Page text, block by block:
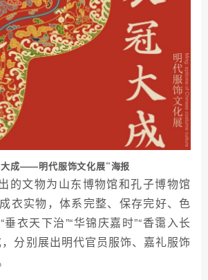
大成——明代服饰文化展”海报
的文物为山东博物馆和孔子博物馆
衣实物，体系完整、保存完好、色
衣天下治”“华锦庆嘉时”“香霭入长
分别展出明代官员服饰、嘉礼服饰